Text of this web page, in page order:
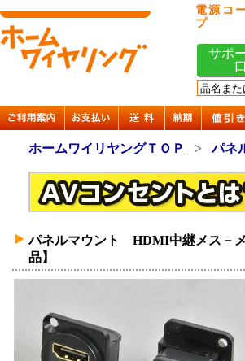
電源コ
プ
サポ
口
ホームワイリヤングＴＯＰ >パネ
パネルマウント HDMI中継メス－
品】